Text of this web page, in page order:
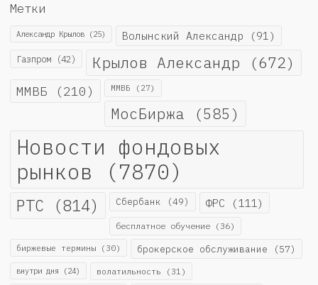
Метки
Александр Крылов (25) Волынский Александр (91)
Газпром (42) Крылов Александр (672)
ММВБ (210) ММВБ (27)
МосБиржа (585)
Новости фондовых
рынков (7870)
РТС (814) Сбербанк (49) ФРС (111)
бесплатное обучение (36)
биржевые термины (30) брокерское обслуживание (57)
внутри дня (24) волатильность (31)